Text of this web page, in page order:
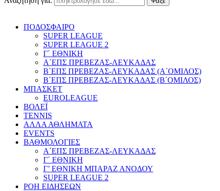
ΠΟΔΟΣΦΑΙΡΟ
SUPER LEAGUE
SUPER LEAGUE 2
Γ΄ ΕΘΝΙΚΗ
Α΄ΕΠΣ ΠΡΕΒΕΖΑΣ-ΛΕΥΚΑΔΑΣ
Β΄ΕΠΣ ΠΡΕΒΕΖΑΣ-ΛΕΥΚΑΔΑΣ (Α΄ΟΜΙΛΟΣ)
Β΄ΕΠΣ ΠΡΕΒΕΖΑΣ-ΛΕΥΚΑΔΑΣ (Β΄ΟΜΙΛΟΣ)
ΜΠΑΣΚΕΤ
EUROLEAGUE
ΒΟΛΕΪ
TENNIS
ΑΛΛΑ ΑΘΛΗΜΑΤΑ
EVENTS
ΒΑΘΜΟΛΟΓΙΕΣ
Α΄ΕΠΣ ΠΡΕΒΕΖΑΣ-ΛΕΥΚΑΔΑΣ
Γ΄ ΕΘΝΙΚΗ
Γ’ ΕΘΝΙΚΗ ΜΠΑΡΑΖ ΑΝΟΔΟΥ
SUPER LEAGUE 2
ΡΟΗ ΕΙΔΗΣΕΩΝ